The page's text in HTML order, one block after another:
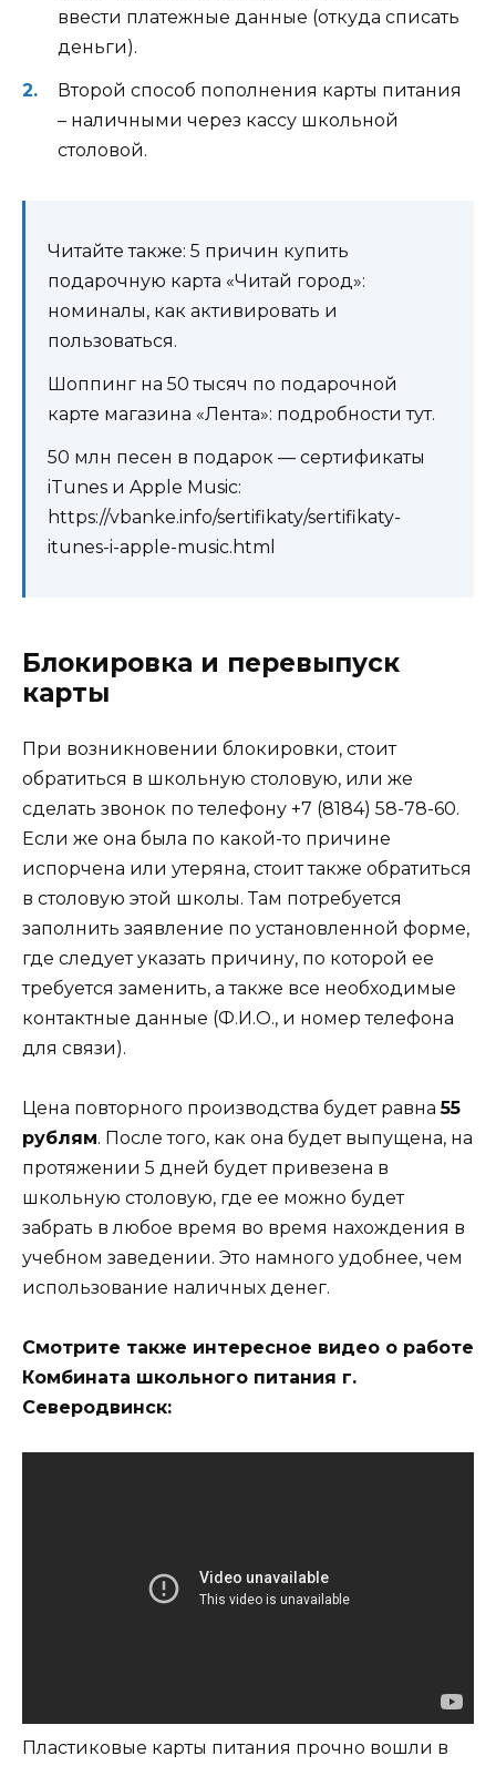
ввести платежные данные (откуда списать
деньги).
Второй способ пополнения карты питания
– наличными через кассу школьной
столовой.
Читайте также: 5 причин купить
подарочную карта «Читай город»:
номиналы, как активировать и
пользоваться.
Шоппинг на 50 тысяч по подарочной
карте магазина «Лента»: подробности тут.
50 млн песен в подарок — сертификаты
iTunes и Apple Music:
https://vbanke.info/sertifikaty/sertifikaty-
itunes-i-apple-music.html
Блокировка и перевыпуск
карты
При возникновении блокировки, стоит
обратиться в школьную столовую, или же
сделать звонок по телефону +7 (8184) 58-78-60.
Если же она была по какой-то причине
испорчена или утеряна, стоит также обратиться
в столовую этой школы. Там потребуется
заполнить заявление по установленной форме,
где следует указать причину, по которой ее
требуется заменить, а также все необходимые
контактные данные (Ф.И.О., и номер телефона
для связи).
Цена повторного производства будет равна55
рублям. После того, как она будет выпущена, на
протяжении 5 дней будет привезена в
школьную столовую, где ее можно будет
забрать в любое время во время нахождения в
учебном заведении. Это намного удобнее, чем
использование наличных денег.
Смотрите также интересное видео о работе
Комбината школьного питания г.
Северодвинск:
Пластиковые карты питания прочно вошли в